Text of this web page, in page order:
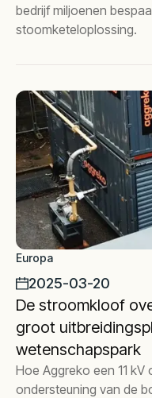
bedrijf miljoenen
stoomketeloplossing.
Europa
2025-03-20
De stroomkloof
groot
wetenschapspark
Hoe Aggreko een 11
ondersteuning van de